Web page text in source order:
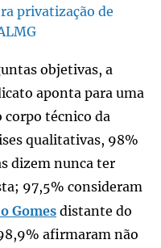
privatização de
objetivas, a
aponta para uma
técnico da
qualitativas, 98%
dizem nunca ter
97,5% consideram
Gomes distante do
afirmaram não